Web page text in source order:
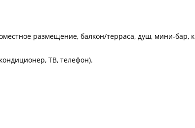
размещение, балкон/терраса, душ, мини-бар,
ТВ, телефон).